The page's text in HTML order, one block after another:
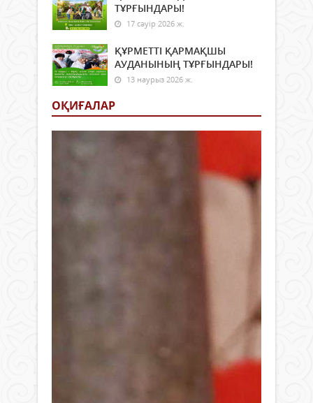
ТҰРҒЫНДАРЫ!
17 сәуір 2026 ж.
ҚҰРМЕТТІ ҚАРМАҚШЫ
АУДАНЫНЫҢ ТҰРҒЫНДАРЫ!
13 наурыз 2026 ж.
ОҚИҒАЛАР